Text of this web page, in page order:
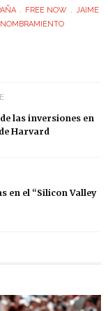
FREE NOW
JAIME
NOMBRAMIENTO
las inversiones en
Harvard
en el “Silicon Valley